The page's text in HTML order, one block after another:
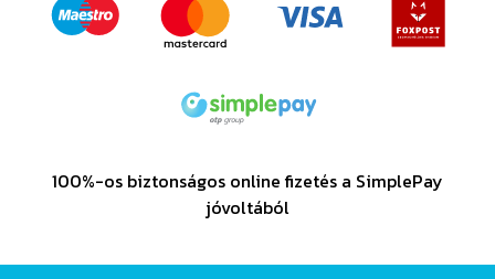
100%-os biztonságos online fizetés a SimplePay